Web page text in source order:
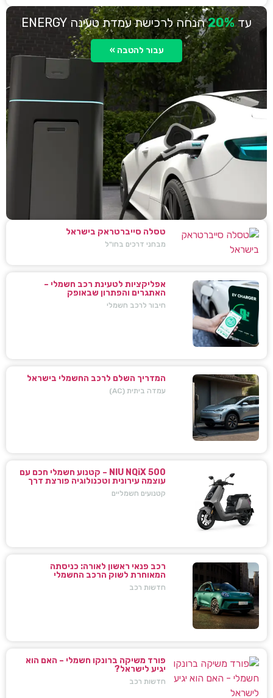
עד20%הנחה לרכישת עמדת טעינה ENERGY
עבור להטבה »
טסלה סייברטראק בישראל
מבחני דרכים בחו"ל
אפליקציות לטעינת רכב חשמלי –
האתגרים והפתרון שבאופק
חיבור לרכב חשמלי
המדריך השלם לרכב החשמלי בישראל
עמדה ביתית (AC)
NIU NQiX 500 – קטנוע חשמלי חכם עם
עוצמה עירונית וטכנולוגיה פורצת דרך
קטנועים חשמליים
רכב פנאי ראשון לאורה: כניסתה
המאוחרת לשוק הרכב החשמלי
חדשות רכב
פורד משיקה ברונקו חשמלי – האם הוא
יגיע לישראל?
חדשות רכב